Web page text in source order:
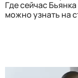
Где сейчас
можно узнать на